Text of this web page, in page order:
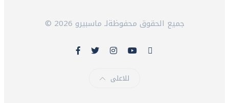
© 2026 جميع الحقوق محفوظةلـ ماسبيرو
للاعلى